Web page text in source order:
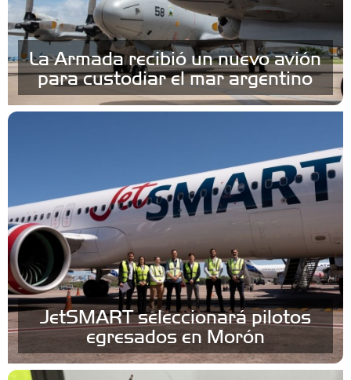
La Armada recibió un nuevo avión
para custodiar el mar argentino
JetSMART seleccionará pilotos
egresados en Morón